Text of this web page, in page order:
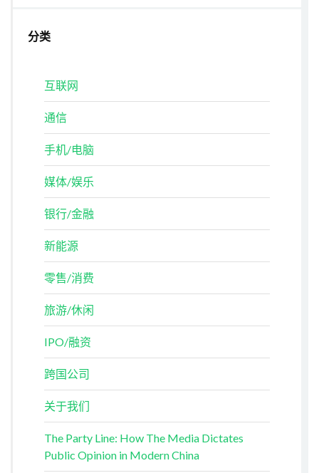
分类
互联网
通信
手机/电脑
媒体/娱乐
银行/金融
新能源
零售/消费
旅游/休闲
IPO/融资
跨国公司
关于我们
The Party Line: How The Media Dictates
Public Opinion in Modern China